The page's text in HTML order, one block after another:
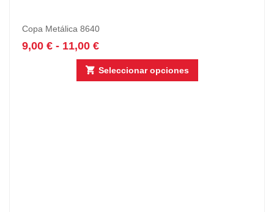
Copa Metálica 8640
9,00 € - 11,00 €
Seleccionar opciones